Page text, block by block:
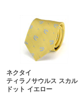
ネクタイ
ティラノサウルス スカル
ドット イエロー